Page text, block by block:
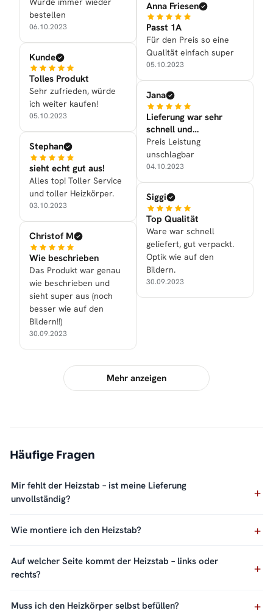
bestellen
06.10.2023
Kunde
Tolles Produkt
Sehr zufrieden, würde
ich weiter kaufen!
05.10.2023
Stephan
sieht echt gut aus!
Alles top! Toller Service
und toller Heizkörper.
03.10.2023
Christof M
Wie beschrieben
Das Produkt war genau
wie beschrieben und
sieht super aus (noch
besser wie auf den
Bildern!!)
30.09.2023
Anna Friesen
Passt 1A
Für den Preis so eine
Qualität einfach super
05.10.2023
Jana
Lieferung war sehr
schnell und
Verarbeitung war gut
Preis Leistung
unschlagbar
04.10.2023
Siggi
Top Qualität
Ware war schnell
geliefert, gut verpackt.
Optik wie auf den
Bildern.
30.09.2023
Mehr anzeigen
Häufige Fragen
Mir fehlt der Heizstab – ist meine Lieferung
unvollständig?
Wie montiere ich den Heizstab?
Auf welcher Seite kommt der Heizstab – links oder
rechts?
Muss ich den Heizkörper selbst befüllen?